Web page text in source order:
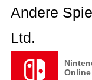
Andere
Ltd.
Online